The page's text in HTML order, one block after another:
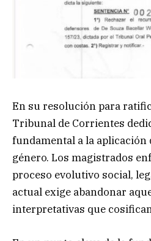
En su resolución para
Tribunal de Corrientes
fundamental a la aplicación
género. Los magistrados
proceso evolutivo social,
actual exige abandonar
interpretativas que